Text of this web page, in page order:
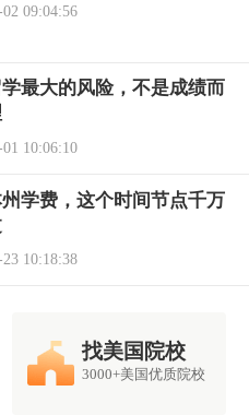
09:04:56
最大的风险，不是成绩而
10:06:10
学费，这个时间节点千万
10:18:38
找美国院校
3000+美国优质院校